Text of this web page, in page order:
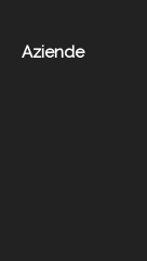
Aziende